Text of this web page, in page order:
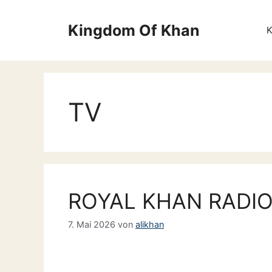
Kingdom Of Khan
TV
ROYAL KHAN
7. Mai 2026 von alikhan